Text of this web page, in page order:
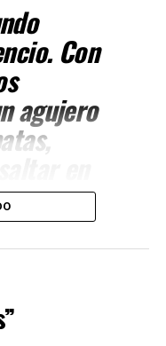
Con
agujero
se
Sobre
por